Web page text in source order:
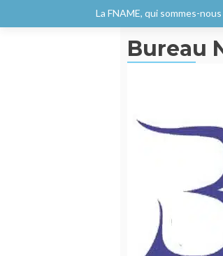
contenu
La FNAME, qui sommes-nous
Bureau